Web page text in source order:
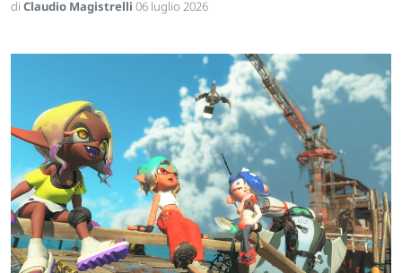
di Claudio Magistrelli 06 luglio 2026